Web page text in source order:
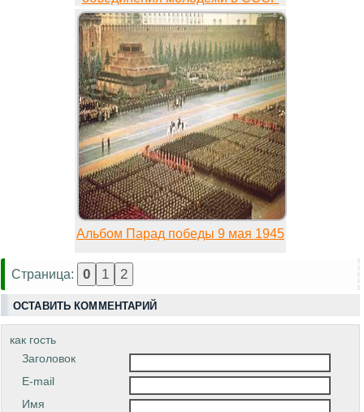
Альбом Парад победы 9 мая 1945
Страница:
ОСТАВИТЬ КОММЕНТАРИЙ
как гость
Заголовок
E-mail
Имя